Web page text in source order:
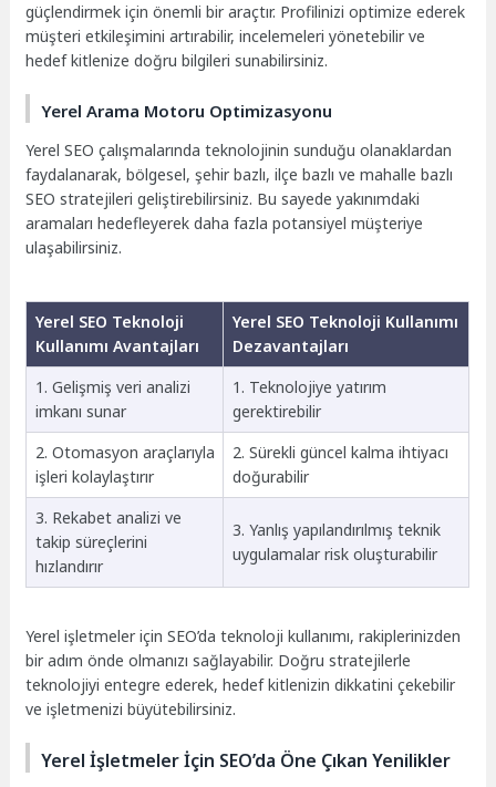
güçlendirmek için önemli bir araçtır. Profilinizi optimize ederek
müşteri etkileşimini artırabilir, incelemeleri yönetebilir ve
hedef kitlenize doğru bilgileri sunabilirsiniz.
Yerel Arama Motoru Optimizasyonu
Yerel SEO çalışmalarında teknolojinin sunduğu olanaklardan
faydalanarak, bölgesel, şehir bazlı, ilçe bazlı ve mahalle bazlı
SEO stratejileri geliştirebilirsiniz. Bu sayede yakınımdaki
aramaları hedefleyerek daha fazla potansiyel müşteriye
ulaşabilirsiniz.
Yerel SEO Teknoloji
Kullanımı Avantajları
Yerel SEO Teknoloji Kullanımı
Dezavantajları
1. Gelişmiş veri analizi
imkanı sunar
1. Teknolojiye yatırım
gerektirebilir
2. Otomasyon araçlarıyla
işleri kolaylaştırır
2. Sürekli güncel kalma ihtiyacı
doğurabilir
3. Rekabet analizi ve
takip süreçlerini
hızlandırır
3. Yanlış yapılandırılmış teknik
uygulamalar risk oluşturabilir
Yerel işletmeler için SEO’da teknoloji kullanımı, rakiplerinizden
bir adım önde olmanızı sağlayabilir. Doğru stratejilerle
teknolojiyi entegre ederek, hedef kitlenizin dikkatini çekebilir
ve işletmenizi büyütebilirsiniz.
Yerel İşletmeler İçin SEO’da Öne Çıkan Yenilikler